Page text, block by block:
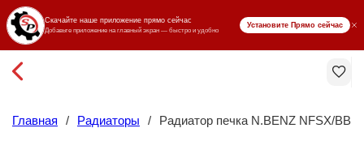
₸ KZT
Главная / Радиаторы / Радиатор печка N.BENZ NFSX/BB